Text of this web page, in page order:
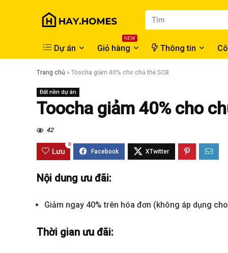
Dự án
NEW
Giỏ hàng Thông tin
Trang chủ » Toocha giảm 40% cho chủ thẻ SCB
Đất nền dự án
Toocha giảm 40% cho
42
Lưu
0
Nội dung ưu đãi:
Giảm ngay 40% trên hóa đơn (không áp dụng
Thời gian ưu đãi: